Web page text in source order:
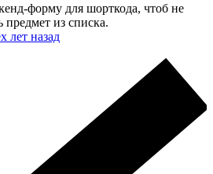
форму для шорткода, чтоб не
из списка.
лет назад